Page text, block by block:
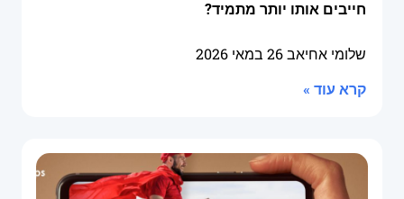
חייבים אותו יותר מתמיד?
שלומי אחיאב26 במאי 2026
קרא עוד »